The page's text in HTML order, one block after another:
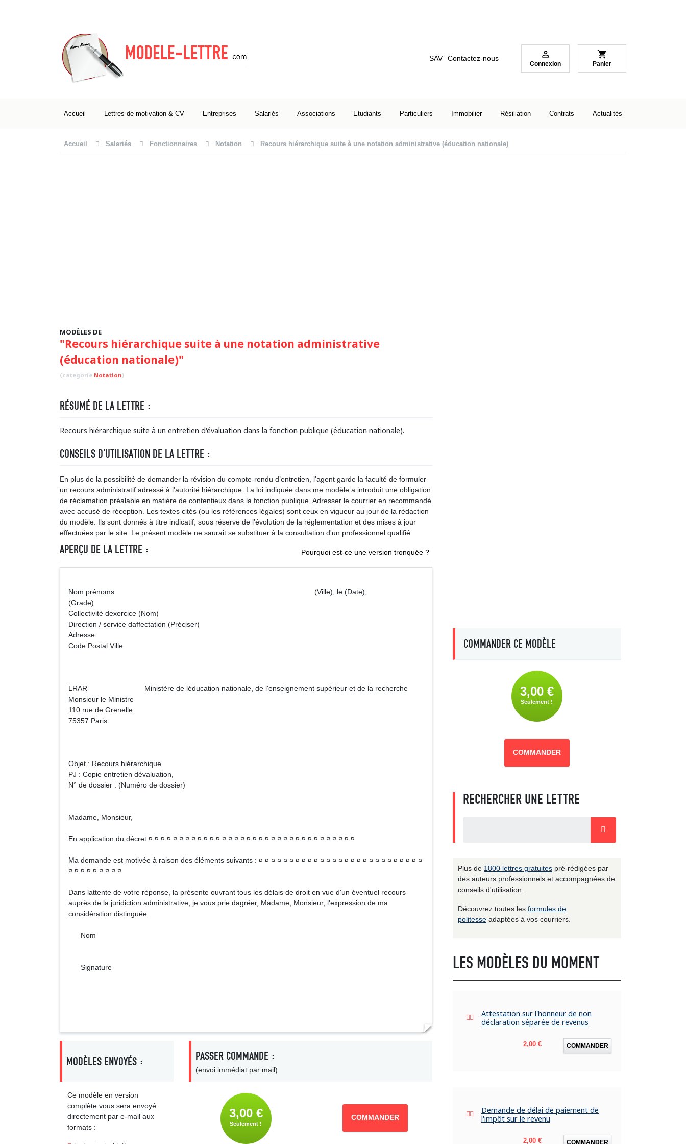
SAV Contactez-nous 
Connexion
shopping_cart
Panier
Accueil Lettres de motivation & CV Entreprises Salariés Associations Etudiants Particuliers Immobilier Résiliation Contrats Actualités
Accueil Salariés Fonctionnaires Notation Recours hiérarchique suite à une notation administrative (éducation nationale)
MODÈLES DE
"Recours hiérarchique suite à une notation administrative
(éducation nationale)"
(categorie Notation)
RÉSUMÉ DE LA LETTRE :
Recours hiérarchique suite à un entretien d'évaluation dans la fonction publique (éducation nationale).
CONSEILS D'UTILISATION DE LA LETTRE :
En plus de la possibilité de demander la révision du compte-rendu d’entretien, l'agent garde la faculté de formuler
un recours administratif adressé à l'autorité hiérarchique. La loi indiquée dans me modèle a introduit une obligation
de réclamation préalable en matière de contentieux dans la fonction publique. Adresser le courrier en recommandé
avec accusé de réception. Les textes cités (ou les références légales) sont ceux en vigueur au jour de la rédaction
du modèle. Ils sont donnés à titre indicatif, sous réserve de l’évolution de la réglementation et des mises à jour
effectuées par le site. Le présent modèle ne saurait se substituer à la consultation d'un professionnel qualifié.
APERÇU DE LA LETTRE : Pourquoi est-ce une version tronquée ?
Nom prénoms (Ville), le (Date),
(Grade)
Collectivité dexercice (Nom)
Direction / service daffectation (Préciser)
Adresse
Code Postal Ville
LRAR Ministère de léducation nationale, de l'enseignement supérieur et de la recherche
Monsieur le Ministre
110 rue de Grenelle
75357 Paris
Objet : Recours hiérarchique
PJ : Copie entretien dévaluation,
N° de dossier : (Numéro de dossier)
Madame, Monsieur,
En application du décret ¤ ¤ ¤ ¤ ¤ ¤ ¤ ¤ ¤ ¤ ¤ ¤ ¤ ¤ ¤ ¤ ¤ ¤ ¤ ¤ ¤ ¤ ¤ ¤ ¤ ¤ ¤ ¤ ¤ ¤ ¤ ¤ ¤ ¤
Ma demande est motivée à raison des éléments suivants : ¤ ¤ ¤ ¤ ¤ ¤ ¤ ¤ ¤ ¤ ¤ ¤ ¤ ¤ ¤ ¤ ¤ ¤ ¤ ¤ ¤ ¤ ¤ ¤ ¤ ¤ ¤
¤ ¤ ¤ ¤ ¤ ¤ ¤ ¤ ¤
Dans lattente de votre réponse, la présente ouvrant tous les délais de droit en vue d'un éventuel recours
auprès de la juridiction administrative, je vous prie dagréer, Madame, Monsieur, l'expression de ma
considération distinguée.
Nom
Signature
MODÈLES ENVOYÉS :
Ce modèle en version
complète vous sera envoyé
directement par e-mail aux
formats :
PASSER COMMANDE :
(envoi immédiat par mail)
3,00 €
Seulement !
COMMANDER
COMMANDER CE MODÈLE
3,00 €
Seulement !
COMMANDER
RECHERCHER UNE LETTRE
Plus de 1800 lettres gratuites pré-rédigées par
des auteurs professionnels et accompagnées de
conseils d'utilisation.
Découvrez toutes les formules de
politesse adaptées à vos courriers.
LES MODÈLES DU MOMENT
Attestation sur l'honneur de non
déclaration séparée de revenus
Prix
2,00 € COMMANDER
Demande de délai de paiement de
l'impôt sur le revenu
Prix
2,00 € COMMANDER